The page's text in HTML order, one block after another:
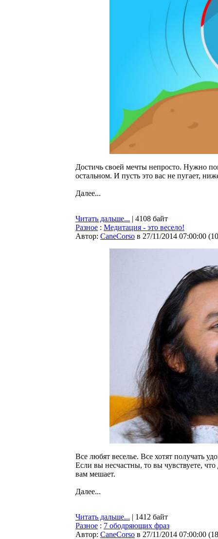
Достичь своей мечты непросто. Нужно
остальном. И пусть это вас не пугает,
Далее...
Читать дальше... | 4108 байт
Разное : Медитация - это весело!
Автор: CaneCorso в 27/11/2014 07:00:00 (
Все любят веселье. Все хотят получать
Если вы несчастны, то вы чувствуете,
вам мешает.
Далее...
Читать дальше... | 1412 байт
Разное : 7 ободряющих фраз
Автор: CaneCorso в 27/11/2014 07:00:00 (